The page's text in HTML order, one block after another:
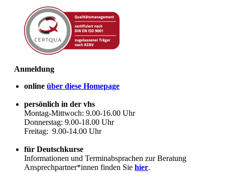
Anmeldung
online über diese Homepage
persönlich in der vhs
Montag-Mittwoch: 9.00-16.00 Uhr
Donnerstag: 9.00-18.00 Uhr
Freitag: 9.00-14.00 Uhr
für Deutschkurse
Informationen und Terminabsprachen zur Beratung
Ansprechpartner*innen finden Sie hier.